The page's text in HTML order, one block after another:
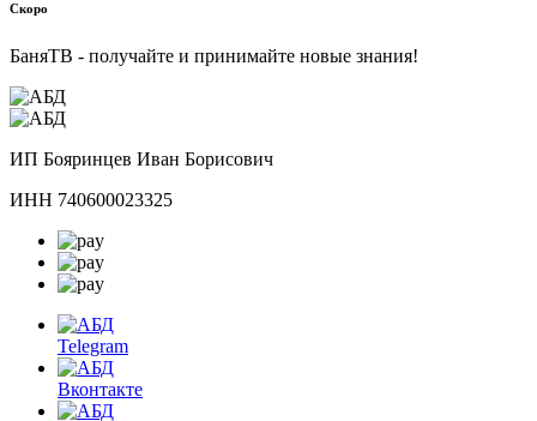
Скоро
БаняТВ - получайте и принимайте новые знания!
ИП Бояринцев Иван Борисович
ИНН 740600023325
Telegram
Вконтакте